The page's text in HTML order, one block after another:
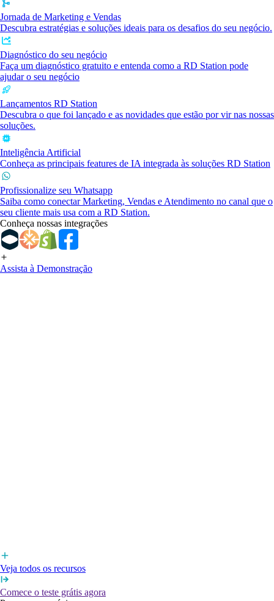
Jornada de Marketing e Vendas
Descubra estratégias e soluções ideais para os desafios do seu negócio.
Diagnóstico do seu negócio
Faça um diagnóstico gratuito e entenda como a RD Station pode
ajudar o seu negócio
Lançamentos RD Station
Descubra o que foi lançado e as novidades que estão por vir nas nossas
soluções.
Inteligência Artificial
Conheça as principais features de IA integrada às soluções RD Station
Profissionalize seu Whatsapp
Saiba como conectar Marketing, Vendas e Atendimento no canal que o
seu cliente mais usa com a RD Station.
Conheça nossas integrações
Assista à Demonstração
Veja todos os recursos
Comece o teste grátis agora